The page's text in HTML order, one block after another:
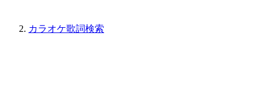
カラオケ歌詞検索